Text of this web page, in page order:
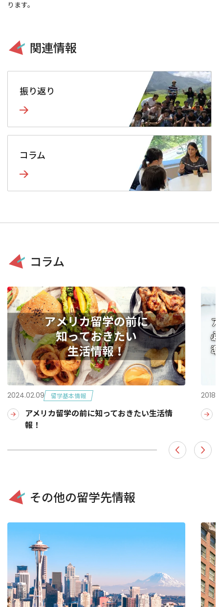
ります。
関連情報
振り返り
コラム
コラム
2024.02.09 留学基本情報
アメリカ留学の前に知っておきたい生活情
報！
その他の留学先情報